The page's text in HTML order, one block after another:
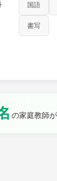
国語
書写
の家庭教師